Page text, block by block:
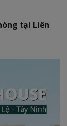
tại Liên